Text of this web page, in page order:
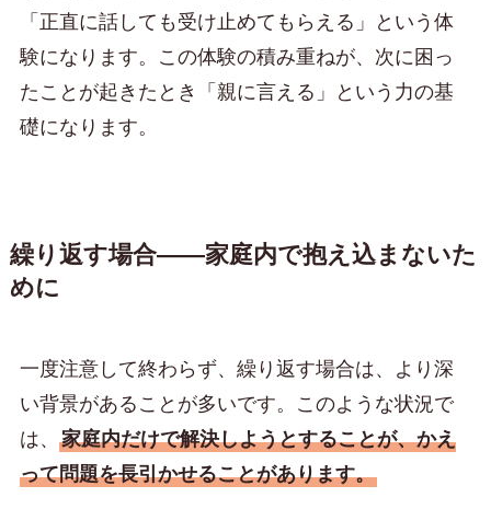
「正直に話しても受け止めてもらえる」という体
験になります。この体験の積み重ねが、次に困っ
たことが起きたとき「親に言える」という力の基
礎になります。
繰り返す場合——家庭内で抱え込まないた
めに
一度注意して終わらず、繰り返す場合は、より深
い背景があることが多いです。このような状況で
は、 家庭内だけで解決しようとすることが、かえ
って問題を長引かせることがあります。